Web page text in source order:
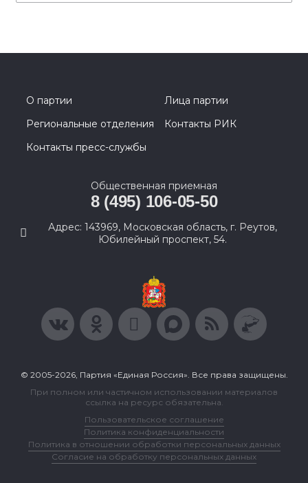
О партии
Лица партии
Региональные отделения
Контакты РИК
Контакты пресс-службы
Общественная приемная
8 (495) 106-05-50
Адрес: 143969, Московская область, г. Реутов,
Юбилейный проспект, 54.
© 2005-2026, Партия «Единая Россия». Все права защищены.
При полном или частичном использовании материалов
ссылка на ресурс обязательна.
Пользовательское соглашение
Политика конфиденциальности
Политика в отношении обработки персональных данных
Согласие на обработку персональных данных